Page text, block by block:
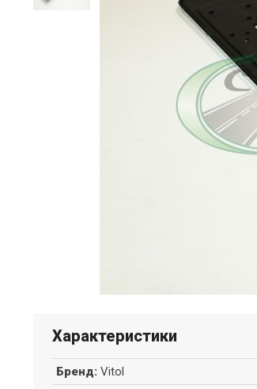
Характеристики
Бренд: Vitol